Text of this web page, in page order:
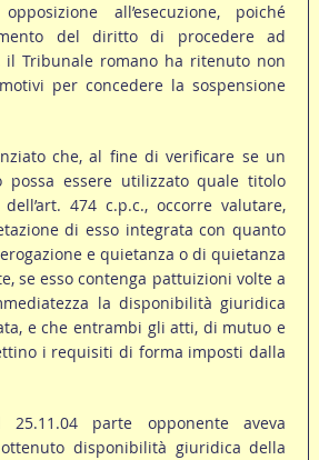
all’esecuzione, poiché
del diritto di procedere ad
il Tribunale romano ha ritenuto non
per concedere la sospensione
che, al fine di verificare se un
essere utilizzato quale titolo
474 c.p.c., occorre valutare,
di esso integrata con quanto
e quietanza o di quietanza
se esso contenga pattuizioni volte a
la disponibilità giuridica
e che entrambi gli atti, di mutuo e
i requisiti di forma imposti dalla
parte opponente aveva
disponibilità giuridica della